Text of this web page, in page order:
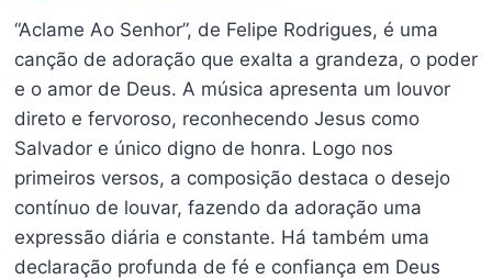
“Aclame Ao Senhor”, de Felipe Rodrigues, é uma
canção de adoração que exalta a grandeza, o poder
e o amor de Deus. A música apresenta um louvor
direto e fervoroso, reconhecendo Jesus como
Salvador e único digno de honra. Logo nos
primeiros versos, a composição destaca o desejo
contínuo de louvar, fazendo da adoração uma
expressão diária e constante. Há também uma
declaração profunda de fé e confiança em Deus